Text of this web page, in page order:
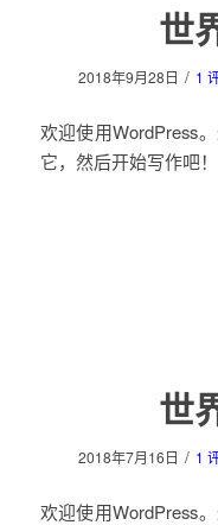
世
2018年9月28日 / 1
欢迎使用WordPress
它，然后开始写作吧！
世
2018年7月16日 / 1
欢迎使用WordPress